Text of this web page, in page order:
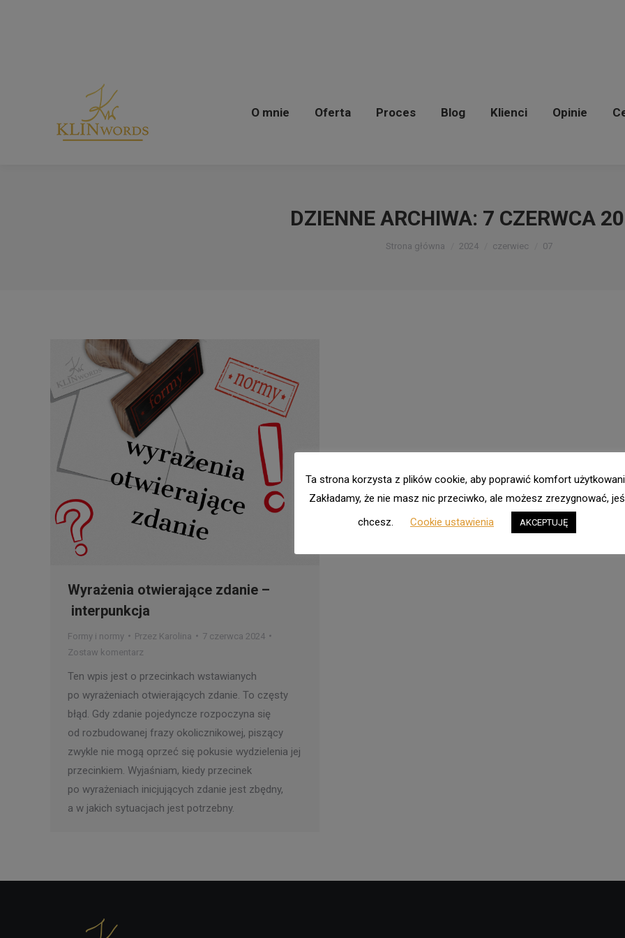
O mnie Oferta Proces Blog Klienci Opinie
DZIENNE ARCHIWA: 7 CZERWCA
Jesteś tutaj:
Strona główna 2024 czerwiec 07
Wyrażenia otwierające zdanie –
interpunkcja
Formy i normy Przez Karolina
7 czerwca 2024
Zostaw komentarz
Ten wpis jest o przecinkach wstawianych
po wyrażeniach otwierających zdanie. To częsty
błąd. Gdy zdanie pojedyncze rozpoczyna się
od rozbudowanej frazy okolicznikowej, piszący
zwykle nie mogą oprzeć się pokusie wydzielenia jej
przecinkiem. Wyjaśniam, kiedy przecinek
po wyrażeniach inicjujących zdanie jest zbędny,
a w jakich sytuacjach jest potrzebny.
Ta strona korzysta z plików cookie, aby poprawić komfort
Zakładamy, że nie masz nic przeciwko, ale możesz zrezygnować,
chcesz.
Cookie ustawienia AKCEPTUJĘ